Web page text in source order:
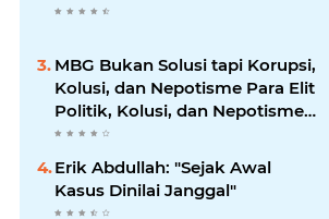
MBG Bukan Solusi tapi Korupsi,
Kolusi, dan Nepotisme Para Elit
Politik, Kolusi, dan Nepotisme
Para Elit Politik
Erik Abdullah: "Sejak Awal
Kasus Dinilai Janggal"